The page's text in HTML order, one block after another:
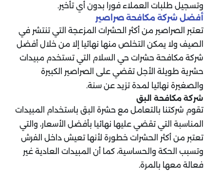
وتسجيل طلبات العملاء فورا بدون أي تأخير.
أفضل شركة مكافحة صراصير
تعتبر الصراصير من أكثر الحشرات المزعجة التي تنتشر في
الصيف ولا يمكن التخلص منها نهائيا إلا من خلال أفضل
شركة مكافحة حشرات حي السلام التي تستخدم مبيدات
حشرية طويلة الأجل تقضي على الصراصير الكبيرة
والصغيرة نهائيا لمدة تزيد عن سنة.
شركة مكافحة البق
تقوم شركتنا بالتعامل مع حشرة البق باستخدام المبيدات
المناسبة التي تقضي عليها نهائيا بأفضل الأسعار، والتي
تعتبر من أكثر الحشرات خطورة لأنها تعيش داخل الفرش
وتسبب الحكة والحساسية، كما أن المبيدات العادية غير
فعالة معها بالمرة.